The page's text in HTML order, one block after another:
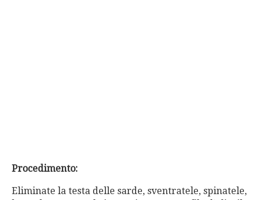
Procedimento:
Eliminate la testa delle sarde, sventratele, spinatele,